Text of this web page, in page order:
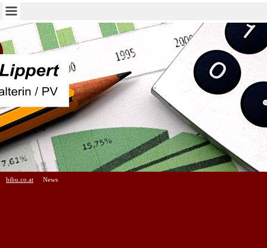
bibu.co.at News